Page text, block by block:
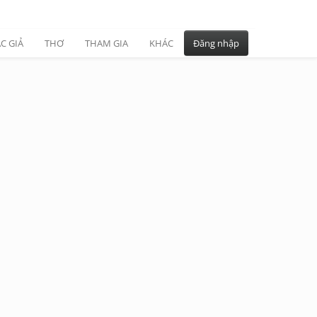
GIẢ THƠ THAM GIA KHÁC Đăng nhập